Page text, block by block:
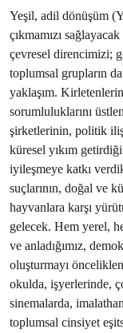
Yeşil, adil dönüşüm
çıkmamızı
çevresel direncimizi;
toplumsal grupların
yaklaşım.
sorumluluklarını
şirketlerinin, politik
küresel yıkım
iyileşmeye katkı
suçlarının, doğal ve
hayvanlara karşı
gelecek. Hem yerel,
ve anladığımız,
oluşturmayı
okulda, işyerlerinde,
sinemalarda,
toplumsal cinsiyet